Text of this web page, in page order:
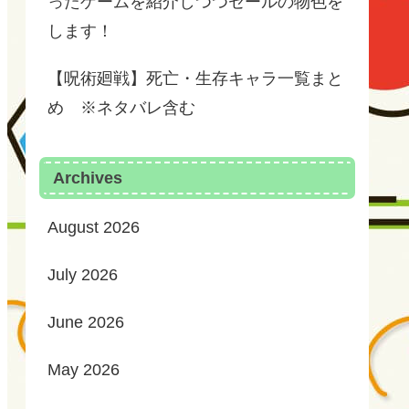
します！
【呪術廻戦】死亡・生存キャラ一覧まと
め ※ネタバレ含む
Archives
August 2026
July 2026
June 2026
May 2026